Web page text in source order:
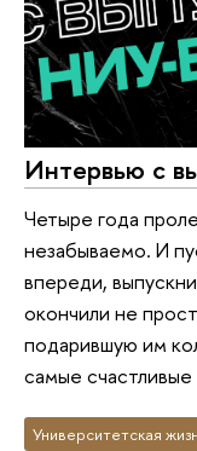
Интервью с
Четыре года
незабываемо. И
впереди,
окончили не
подарившую им
самые
Университетская